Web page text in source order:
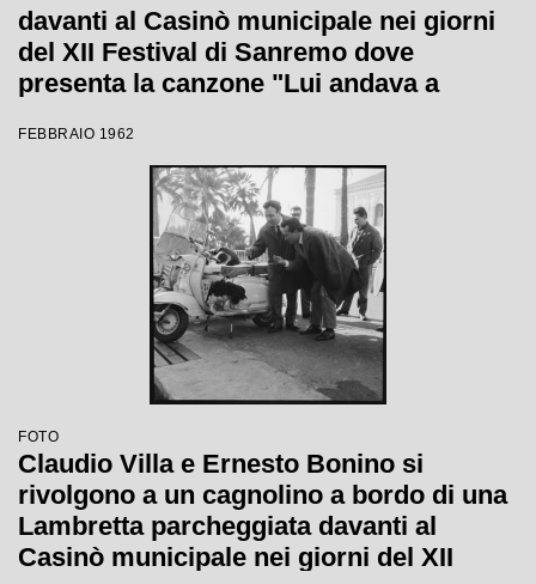
davanti al Casinò municipale nei giorni
del XII Festival di Sanremo dove
presenta la canzone "Lui andava a
FEBBRAIO 1962
FOTO
Claudio Villa e Ernesto Bonino si
rivolgono a un cagnolino a bordo di una
Lambretta parcheggiata davanti al
Casinò municipale nei giorni del XII